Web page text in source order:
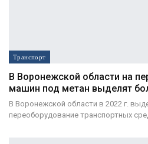
Транспорт
В Воронежской области на
машин под метан выделят
В Воронежской области в 2022 г.
переоборудование транспортных